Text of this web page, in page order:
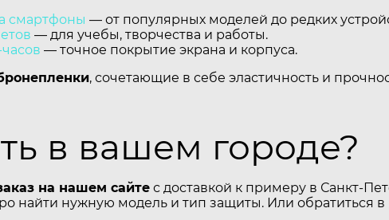
смартфоны — от популярных моделей до редких
— для учебы, творчества и работы.
— точное покрытие экрана и корпуса.
, сочетающие в себе эластичность и
в вашем городе?
на нашем сайте с доставкой к примеру в Санкт-
найти нужную модель и тип защиты. Или обратиться